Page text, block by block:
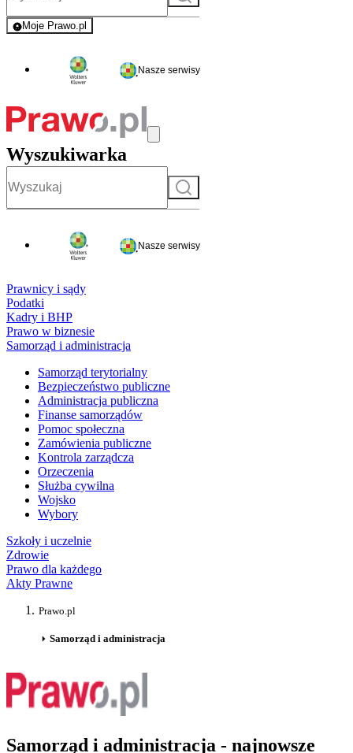
Moje Prawo.pl
- rejestracja i logowanie do serwisu
Nasze serwisy
Wyszukiwarka
Szukaj
Nasze serwisy
Prawnicy i sądy
Podatki
Kadry i BHP
Prawo w biznesie
Samorząd i administracja
Samorząd terytorialny
Bezpieczeństwo publiczne
Administracja publiczna
Finanse samorządów
Pomoc społeczna
Zamówienia publiczne
Kontrola zarządcza
Orzeczenia
Służba cywilna
Wojsko
Wybory
Szkoły i uczelnie
Zdrowie
Prawo dla każdego
Akty Prawne
Prawo.pl
Samorząd i administracja
Samorząd i administracja - najnowsze